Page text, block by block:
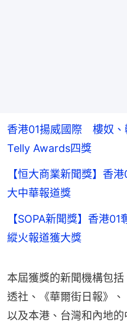
香港01揚威國際 樓奴、
Telly Awards四獎
【恒大商業新聞獎】香
大中華報道獎
【SOPA新聞獎】香港
縱火報道獲大獎
本屆獲獎的新聞機構包
透社、《華爾街日報》、
以及本港、台灣和內地的